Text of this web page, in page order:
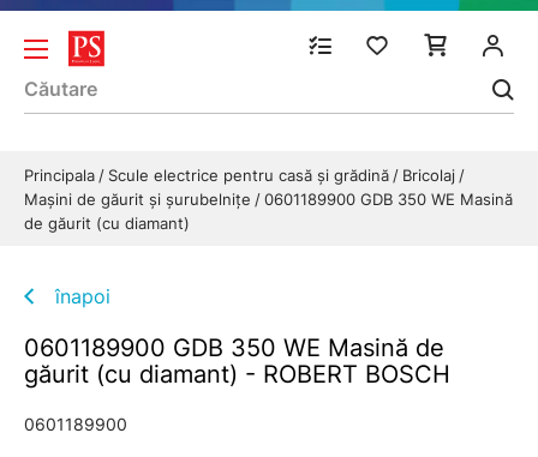
Principala Scule electrice pentru casă și grădină
Bricolaj
Maşini de găurit şi şurubelniţe
0601189900 GDB 350 WE Masină
de găurit (cu diamant)
înapoi
0601189900 GDB 350 WE Masină de
găurit (cu diamant) - ROBERT BOSCH
0601189900